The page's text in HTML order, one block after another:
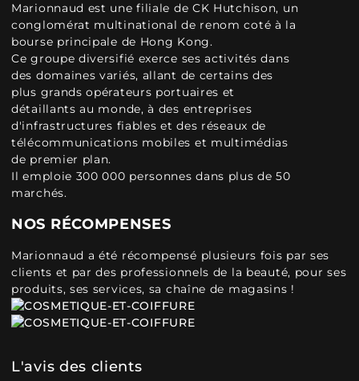
Marionnaud est une filiale de CK Hutchison, un
conglomérat multinational de renom coté à la
bourse principale de Hong Kong.
Ce groupe diversifié exerce ses activités dans
des domaines variés, allant de certains des
plus grands opérateurs portuaires et
détaillants au monde, à des entreprises
d'infrastructures fiables et des réseaux de
télécommunications mobiles et multimédias
de premier plan.
Il emploie 300 000 personnes dans plus de 50
marchés.
NOS RÉCOMPENSES
Marionnaud a été récompensé plusieurs fois par ses
clients et par des professionnels de la beauté, pour ses
produits, ses services, sa chaîne de magasins !
L'avis des clients